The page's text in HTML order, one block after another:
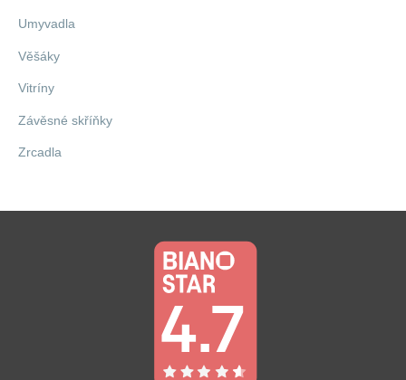
Umyvadla
Věšáky
Vitríny
Závěsné skříňky
Zrcadla